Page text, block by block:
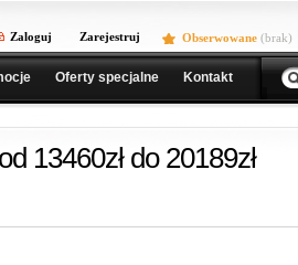
Zaloguj Zarejestruj Obserwowane (brak)
Oferty specjalne Kontakt
13460zł do 20189zł